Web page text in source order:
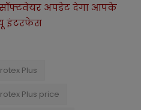
सॉफ्टवेयर अपडेट देगा आपके
इंटरफेस
Plus
Plus price